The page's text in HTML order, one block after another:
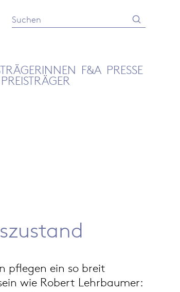
Suche
Absenden
F&A PRESSE
pflegen ein so breit
wie Robert Lehrbaumer: